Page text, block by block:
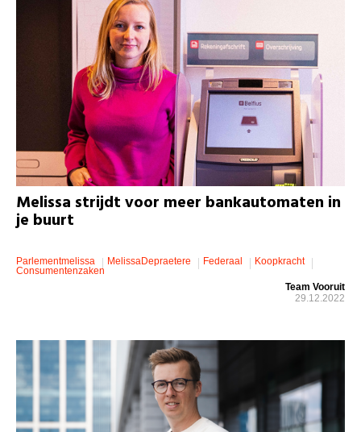
Melissa strijdt voor meer bankautomaten in
je buurt
Parlementmelissa MelissaDepraetere Federaal
Koopkracht
Consumentenzaken
Team Vooruit
29.12.2022